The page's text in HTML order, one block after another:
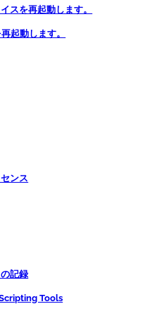
スを再起動します。
起動します。
ンス
記録
Tools